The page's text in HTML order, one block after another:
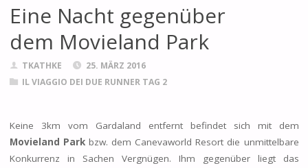
Eine Nacht gegenüber
dem Movieland Park
TKATHKE
25. MÄRZ 2016
IL VIAGGIO DEI DUE RUNNER TAG 2
Keine 3km vom Gardaland entfernt befindet sich mit dem
Movieland Parkbzw. dem Canevaworld Resort die unmittelbare
Konkurrenz in Sachen Vergnügen. Ihm gegenüber liegt das